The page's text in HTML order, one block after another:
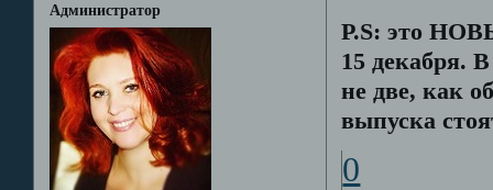
Администратор
P.S: это
15 декабря.
не две, как
выпуска
0